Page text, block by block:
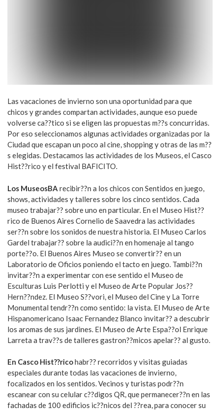
Las vacaciones de invierno son una oportunidad para que
chicos y grandes compartan actividades, aunque eso puede
volverse ca??tico si se eligen las propuestas m??s concurridas.
Por eso seleccionamos algunas actividades organizadas por la
Ciudad que escapan un poco al cine, shopping y otras de las m??
s elegidas. Destacamos las actividades de los Museos, el Casco
Hist??rico y el festival BAFICITO.
Los MuseosBA recibir??n a los chicos con Sentidos en juego,
shows, actividades y talleres sobre los cinco sentidos. Cada
museo trabajar?? sobre uno en particular. En el Museo Hist??
rico de Buenos Aires Cornelio de Saavedra las actividades
ser??n sobre los sonidos de nuestra historia. El Museo Carlos
Gardel trabajar?? sobre la audici??n en homenaje al tango
porte??o. El Buenos Aires Museo se convertir?? en un
Laboratorio de Oficios poniendo el tacto en juego. Tambi??n
invitar??n a experimentar con ese sentido el Museo de
Esculturas Luis Perlotti y el Museo de Arte Popular Jos??
Hern??ndez. El Museo S??vori, el Museo del Cine y La Torre
Monumental tendr??n como sentido: la vista. El Museo de Arte
Hispanomericano Isaac Fernandez Blanco invitar?? a descubrir
los aromas de sus jardines. El Museo de Arte Espa??ol Enrique
Larreta a trav??s de talleres gastron??micos apelar?? al gusto.
En Casco Hist??ricohabr?? recorridos y visitas guiadas
especiales durante todas las vacaciones de invierno,
focalizados en los sentidos. Vecinos y turistas podr??n
escanear con su celular c??digos QR, que permanecer??n en las
fachadas de 100 edificios ic??nicos del ??rea, para conocer su